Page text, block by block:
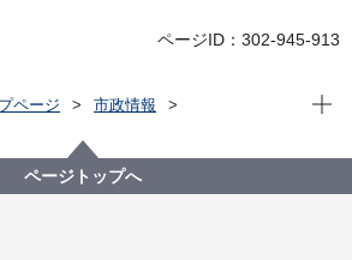
ページID：302-945-913
ページ
市政情報
区提案反映制度
算編成に向けた区提案反映制度
項目一覧
現在
ページトップへ